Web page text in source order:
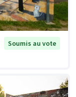
Soumis au vote